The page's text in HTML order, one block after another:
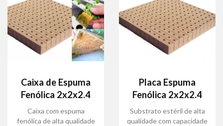
Caixa de Espuma
Fenólica 2x2x2.4
Caixa com espuma
fenólica de alta qualidade
Placa Espuma
Fenólica 2x2x2.4
Substrato estéril de alta
qualidade com capacidade